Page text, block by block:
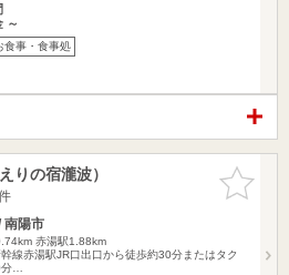
～
食事・食事処
お気に入
りに追加
りの宿瀧波）
南陽市
赤湯駅1.88km
線赤湯駅JR口出口から徒歩約30分またはタク
…